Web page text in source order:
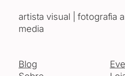
artista visual | fotografia
media
Blog